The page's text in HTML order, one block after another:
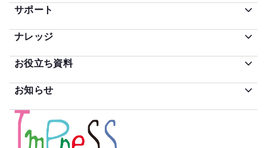
サポート
ナレッジ
お役立ち資料
お知らせ